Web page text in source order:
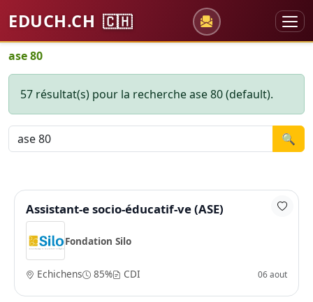
EDUCH.CH 🇨🇭
ase 80
57 résultat(s) pour la recherche ase 80 (default).
🔍
Assistant-e socio-éducatif-ve (ASE)
Fondation Silo
Echichens 85% CDI 06 aout